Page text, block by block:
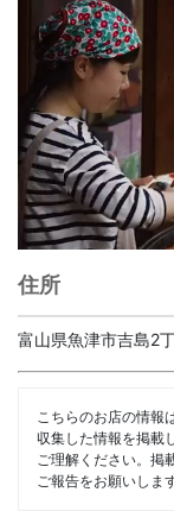
住所
富山県魚津市吉島2
こちらのお店の情報
収集した情報を掲載
ご理解ください。掲
ご報告をお願いします